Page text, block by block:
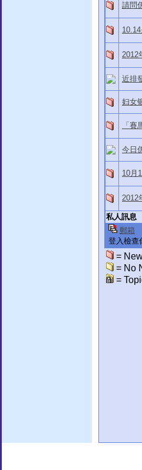
請問
2012
近排
妇女
「
今日
10月
2012
私人訊息
郵箱
登入檢查
=
= No
=